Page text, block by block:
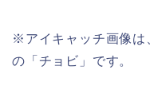
※アイキャッチ画像は
の「チョビ」です。